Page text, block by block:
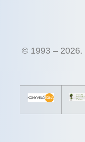
© 1993 – 2026.